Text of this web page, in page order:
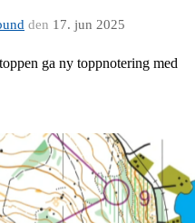
den 17. jun 2025
ga ny toppnotering med